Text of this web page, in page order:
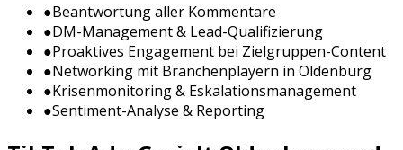
●Beantwortung aller Kommentare
●DM-Management & Lead-Qualifizierung
●Proaktives Engagement bei Zielgruppen-Content
●Networking mit Branchenplayern in Oldenburg
●Krisenmonitoring & Eskalationsmanagement
●Sentiment-Analyse & Reporting